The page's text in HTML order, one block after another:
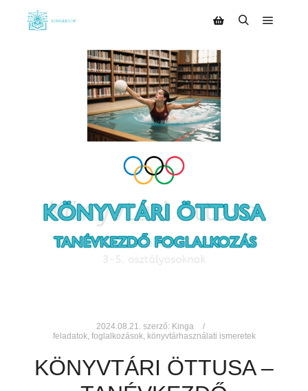
2024.08.21. szerző: Kinga
feladatok, foglalkozások, könyvtárhasználati ismeretek
KÖNYVTÁRI ÖTTUSA –